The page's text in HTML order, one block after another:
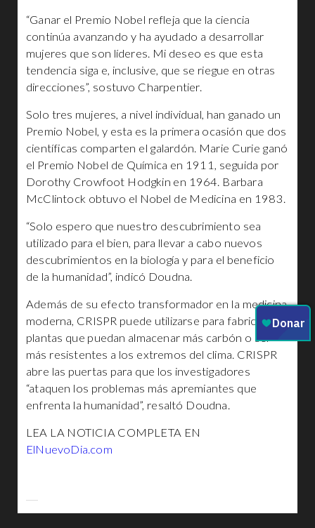
“Ganar el Premio Nobel refleja que la ciencia
continúa avanzando y ha ayudado a desarrollar
mujeres que son líderes. Mi deseo es que esta
tendencia siga e, inclusive, que se riegue en otras
direcciones”, sostuvo Charpentier.
Solo tres mujeres, a nivel individual, han ganado un
Premio Nobel, y esta es la primera ocasión que dos
científicas comparten el galardón. Marie Curie ganó
el Premio Nobel de Química en 1911, seguida por
Dorothy Crowfoot Hodgkin en 1964. Barbara
McClintock obtuvo el Nobel de Medicina en 1983.
“Solo espero que nuestro descubrimiento sea
utilizado para el bien, para llevar a cabo nuevos
descubrimientos en la biología y para el beneficio
de la humanidad”, indicó Doudna.
Además de su efecto transformador en la medicina
moderna, CRISPR puede utilizarse para fabricar
plantas que puedan almacenar más carbón o ser
más resistentes a los extremos del clima. CRISPR
abre las puertas para que los investigadores
“ataquen los problemas más apremiantes que
enfrenta la humanidad”, resaltó Doudna.
LEA LA NOTICIA COMPLETA EN
ElNuevoDia.com